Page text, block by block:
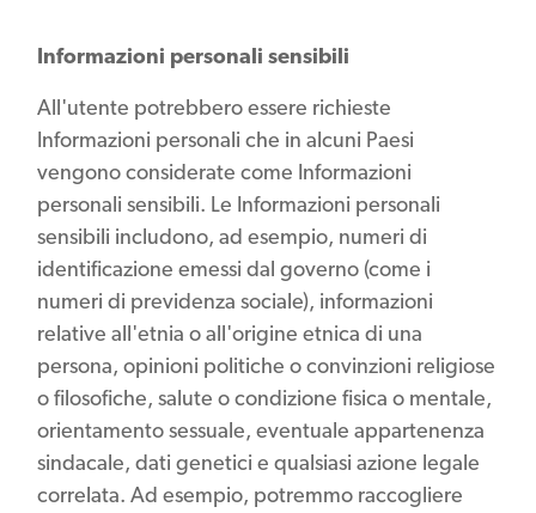
Informazioni personali sensibili
All'utente potrebbero essere richieste
Informazioni personali che in alcuni Paesi
vengono considerate come Informazioni
personali sensibili. Le Informazioni personali
sensibili includono, ad esempio, numeri di
identificazione emessi dal governo (come i
numeri di previdenza sociale), informazioni
relative all'etnia o all'origine etnica di una
persona, opinioni politiche o convinzioni religiose
o filosofiche, salute o condizione fisica o mentale,
orientamento sessuale, eventuale appartenenza
sindacale, dati genetici e qualsiasi azione legale
correlata. Ad esempio, potremmo raccogliere